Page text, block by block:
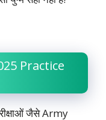
Practice
जैसे Army